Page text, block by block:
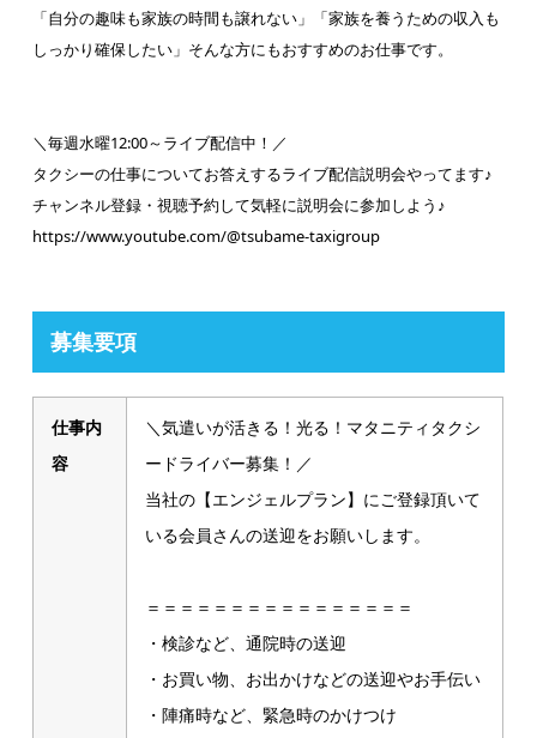
「自分の趣味も家族の時間も譲れない」「家族を養うための収入も
しっかり確保したい」そんな方にもおすすめのお仕事です。
＼毎週水曜12:00～ライブ配信中！／
タクシーの仕事についてお答えするライブ配信説明会やってます♪
チャンネル登録・視聴予約して気軽に説明会に参加しよう♪
https://www.youtube.com/@tsubame-taxigroup
募集要項
仕事内
容
＼気遣いが活きる！光る！マタニティタクシ
ードライバー募集！／
当社の【エンジェルプラン】にご登録頂いて
いる会員さんの送迎をお願いします。
＝＝＝＝＝＝＝＝＝＝＝＝＝＝＝＝
・検診など、通院時の送迎
・お買い物、お出かけなどの送迎やお手伝い
・陣痛時など、緊急時のかけつけ